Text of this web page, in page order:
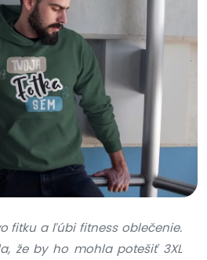
fitku a ľúbi fitness oblečenie.
že by ho mohla potešiť 3XL